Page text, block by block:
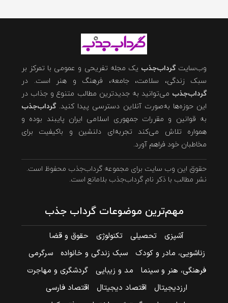
وب‌سایتگرداب‌جذب یک مجله تفریحی و عمومی با تمرکز بر
سبک زندگی، سلامت، جامعه، فرهنگ و هنر است. در
گرداب‌جذب می‌توانید به جدیدترین مطالب متنوع و جذاب در
این حوزه‌ها به‌صورت آنلاین دسترسی پیدا کنید.گرداب‌جذب
به قوانین و مقررات جمهوری اسلامی ایران پایبند بوده و
همواره تلاش می‌کند تجربه‌ای دلنشین و باکیفیت برای
مخاطبان خود فراهم آورد.
حقوق این وب سایت برای مجموعه گرداب‌جذب محفوظ است.
نشر مطالب با ذکر نام گرداب‌جذب بلامانع است.
مهم‌ترین موضوعات گرداب جذب
آشپزی تحصیلی تکنولوژی
حقوق و قضا
زناشویی، مادر و کودک
سبک زندگی و خانواده
سرگرمی
فرهنگی، هنر و سینما
مد و زیبایی
گردشگری و مهاجرت
ارزدیجیتال
اقتصاد دیجیتال
اقتصاد فارسی